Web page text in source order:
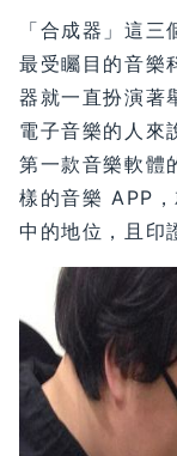
「合成器」這
最受矚目的音樂
器就一直扮演著
電子音樂的人來
第一款音樂軟體
樣的音樂 APP
中的地位，且印